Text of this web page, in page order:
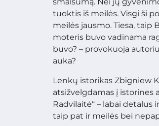
smalsumą. Nei jų
tuoktis iš meilės. Visgi ši
meilės jausmo. Tiesa, taip
moteris buvo vadinama
buvo? – provokuoja
auka?
Lenkų istorikas Zbigniew
atsižvelgdamas į istorines
Radvilaitė“ – labai detalus
taip pat ir meilės bei